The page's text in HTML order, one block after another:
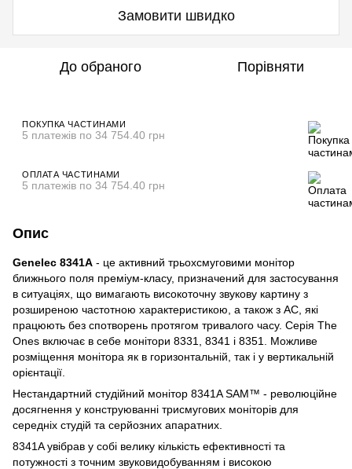
Замовити швидко
До обраного Порівняти
ПОКУПКА ЧАСТИНАМИ
5 платежів по 34 754.40 грн
ОПЛАТА ЧАСТИНАМИ
5 платежів по 34 754.40 грн
Опис
Genelec 8341A - це активний трьохсмуговими монітор
ближнього поля преміум-класу, призначений для застосування
в ситуаціях, що вимагають високоточну звукову картину з
розширеною частотною характеристикою, а також з АС, які
працюють без спотворень протягом тривалого часу. Серія The
Ones включає в себе монітори 8331, 8341 і 8351. Можливе
розміщення монітора як в горизонтальній, так і у вертикальній
орієнтації.
Нестандартний студійний монітор 8341A SAM™ - революційне
досягнення у конструюванні трисмугових моніторів для
середніх студій та серйозних апаратних.
8341A увібрав у собі велику кількість ефективності та
потужності з точним звуковидобуванням і високою